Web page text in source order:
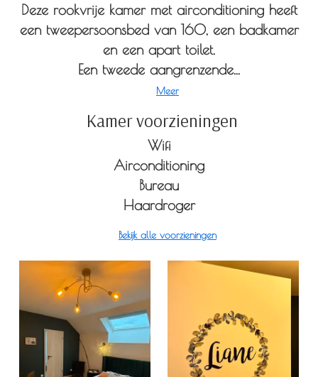
Deze rookvrije kamer met airconditioning heeft
een tweepersoonsbed van 160, een badkamer
en een apart toilet.
Een tweede aangrenzende...
Meer
Kamer voorzieningen
Wifi
Airconditioning
Bureau
Haardroger
Bekijk alle voorzieningen